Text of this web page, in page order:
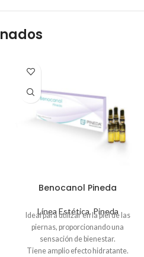
Benocanol Pineda
Línea Estética,Pineda
Ideal para utilizar en la piel de las
piernas, proporcionando una
sensación de bienestar.
Tiene amplio efecto hidratante.